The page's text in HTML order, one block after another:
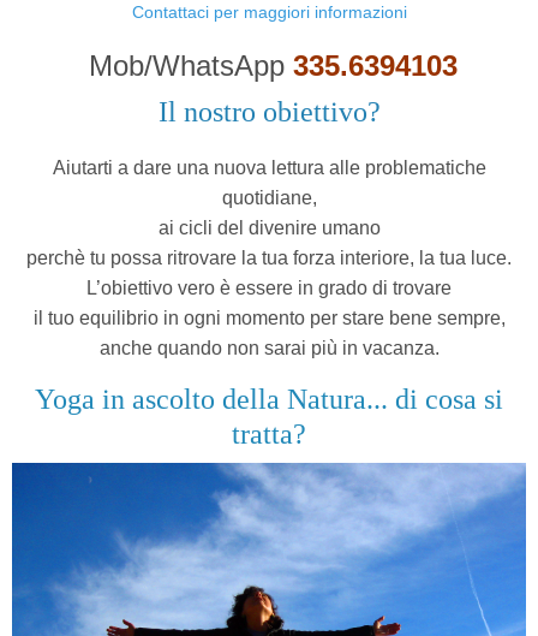
Contattaci per maggiori informazioni
Mob/WhatsApp 335.6394103
Il nostro obiettivo?
Aiutarti a dare una nuova lettura alle problematiche
quotidiane,
ai cicli del divenire umano
perchè tu possa ritrovare la tua forza interiore, la tua luce.
L’obiettivo vero è essere in grado di trovare
il tuo equilibrio in ogni momento per stare bene sempre,
anche quando non sarai più in vacanza.
Yoga in ascolto della Natura... di cosa si
tratta?